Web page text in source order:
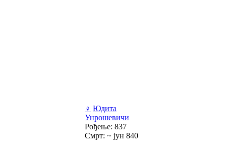
♀ Юдита
Унрошевичи
Рођење: 837
Смрт: ~ јун 840